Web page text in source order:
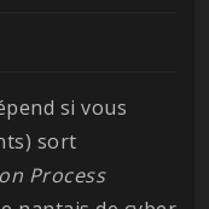
si vous
sort
Process